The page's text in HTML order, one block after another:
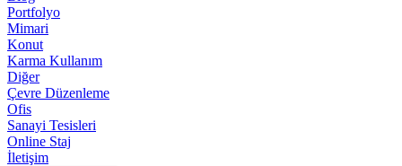
Portfolyo
Mimari
Konut
Karma Kullanım
Diğer
Çevre Düzenleme
Ofis
Sanayi Tesisleri
Online Staj
İletişim